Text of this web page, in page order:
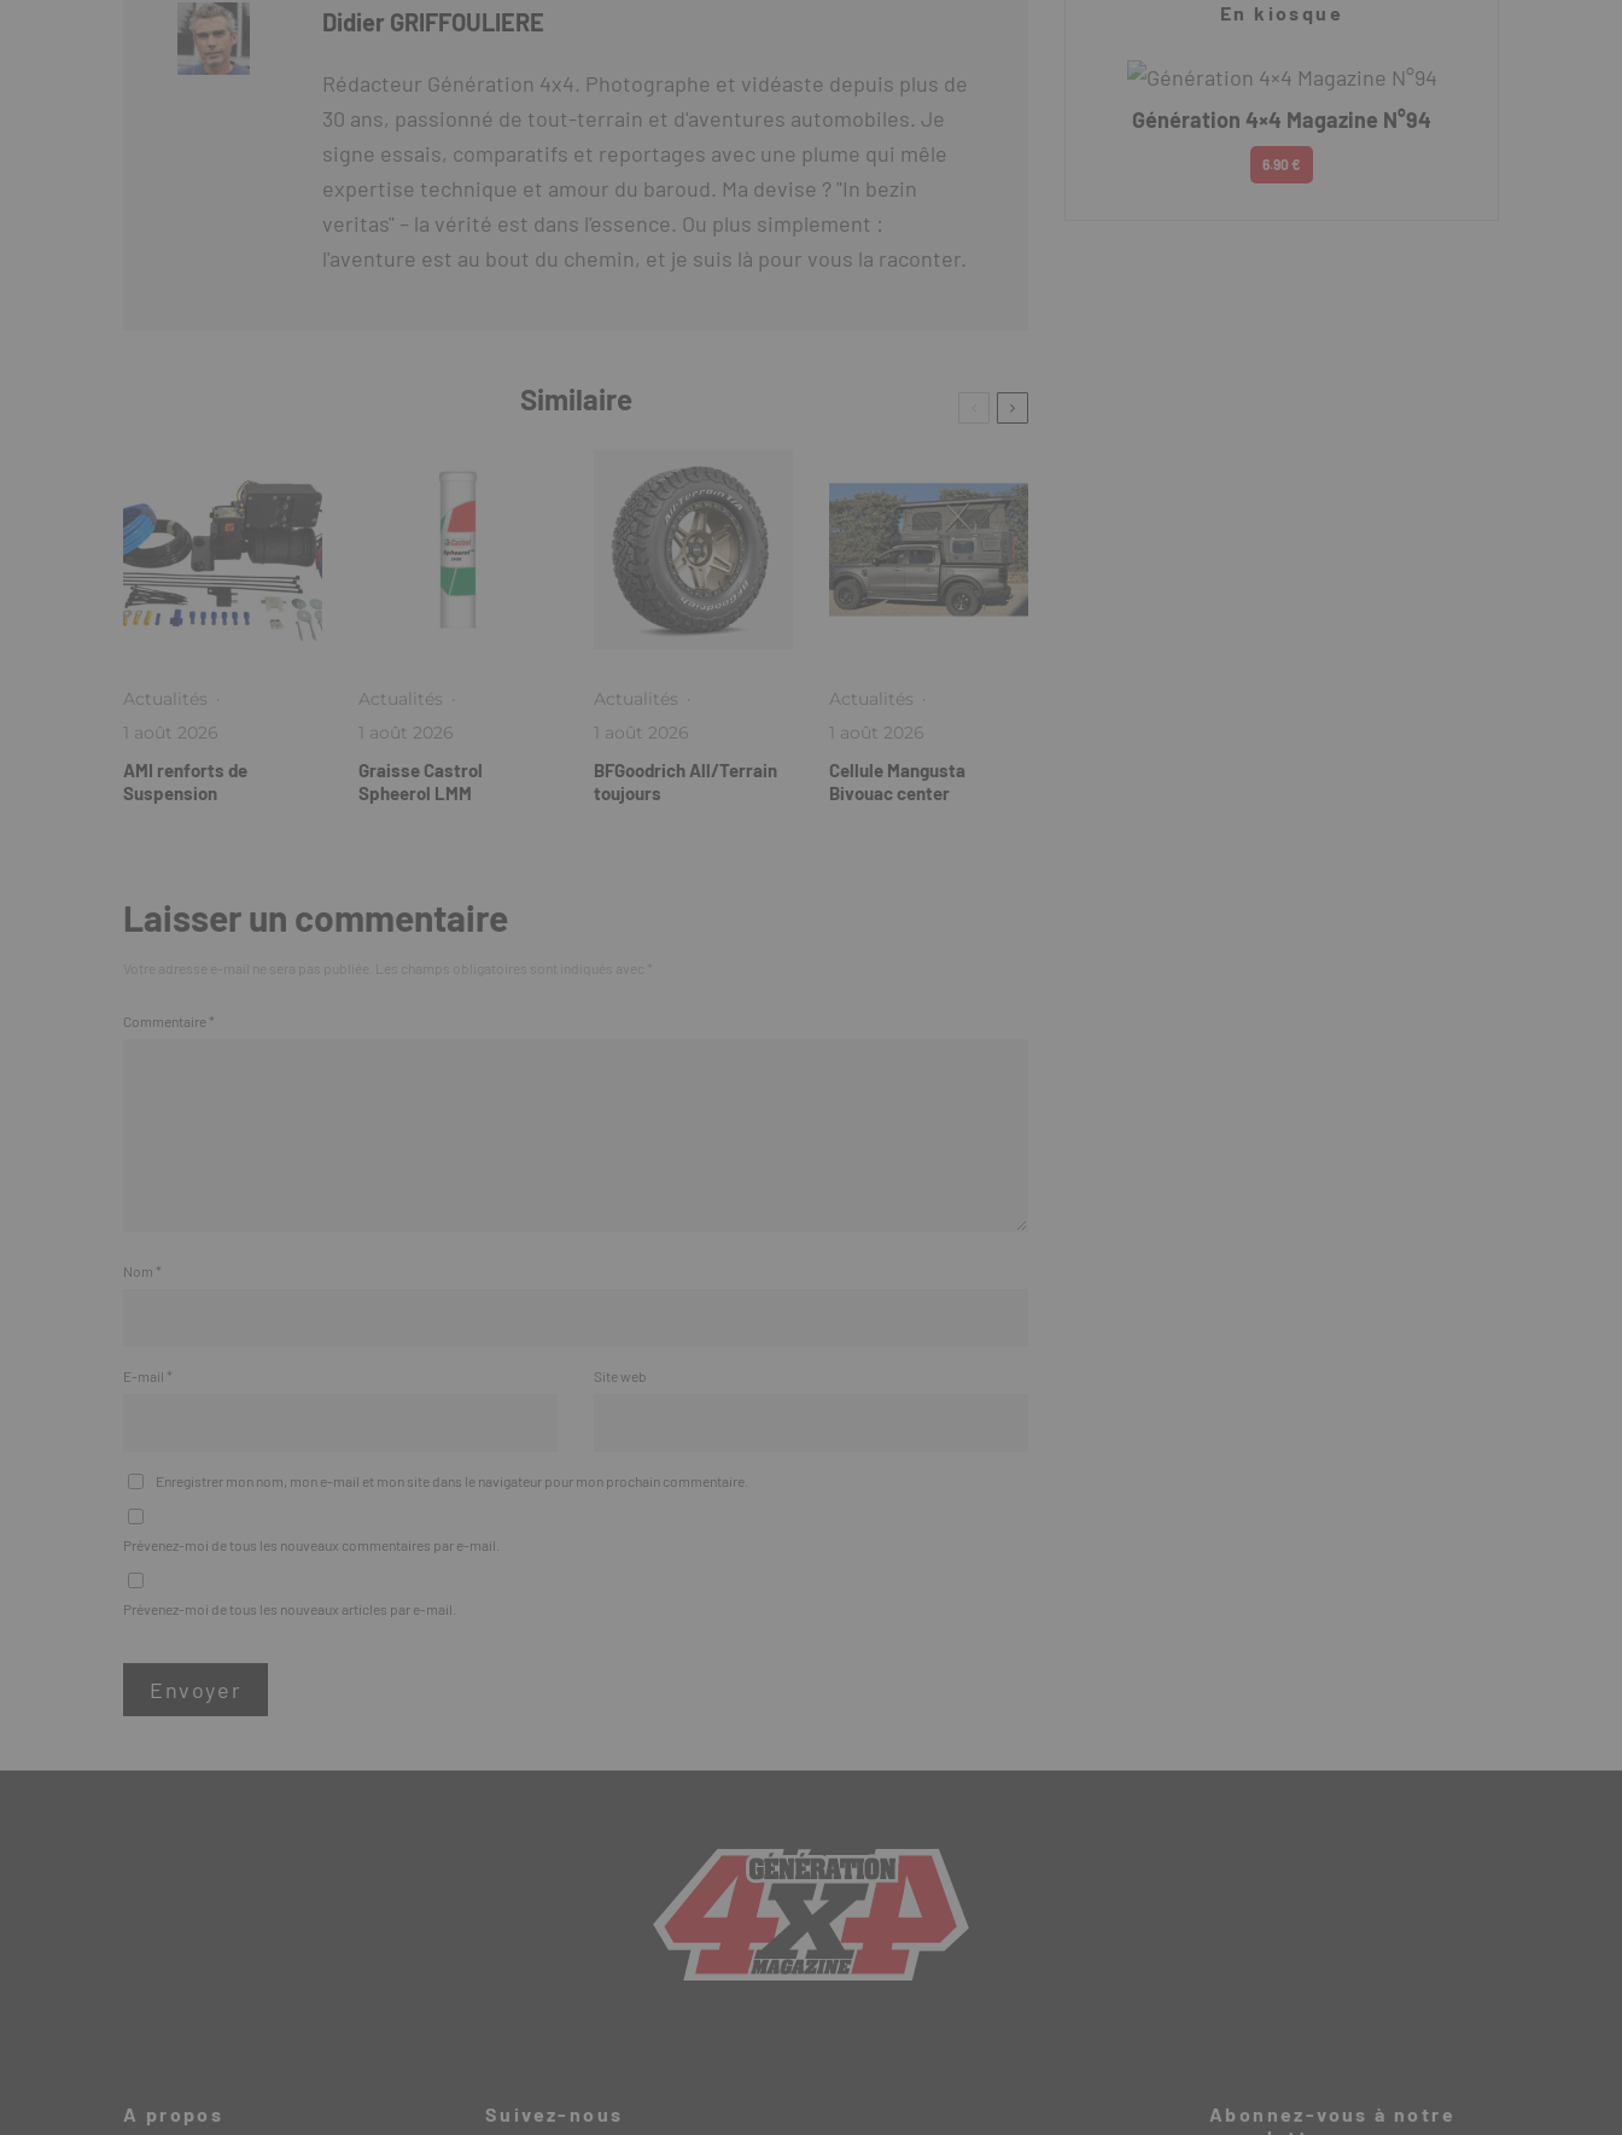
Didier GRIFFOULIERE
Rédacteur Génération 4x4. Photographe et vidéaste depuis plus de
30 ans, passionné de tout-terrain et d'aventures automobiles. Je
signe essais, comparatifs et reportages avec une plume qui mêle
expertise technique et amour du baroud. Ma devise ? "In bezin
veritas" – la vérité est dans l'essence. Ou plus simplement :
l'aventure est au bout du chemin, et je suis là pour vous la raconter.
Similaire
Actualités ·
1 août 2026
AMI renforts de
Suspension
Actualités ·
1 août 2026
Graisse Castrol
Spheerol LMM
Actualités ·
1 août 2026
BFGoodrich All/Terrain
toujours
Actualités ·
1 août 2026
Cellule Mangusta
Bivouac center
Laisser un commentaire
Commentaire *
Nom *
E-mail * Site web
Enregistrer mon nom, mon e-mail et mon site dans le navigateur pour mon prochain commentaire.
Prévenez-moi de tous les nouveaux commentaires par e-mail.
Prévenez-moi de tous les nouveaux articles par e-mail.
En kiosque
Génération 4×4 Magazine N°94
6.90 €
A propos Suivez-nous
Abonnez-vous à notre